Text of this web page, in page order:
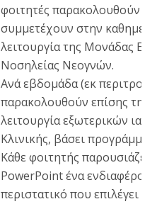
φοιτητές παρακολουθούν
συμμετέχουν στην
λειτουργία της Μονάδας
Νοσηλείας Νεογνών.
Ανά εβδομάδα (εκ
παρακολουθούν επίσης τη
λειτουργία εξωτερικών
Κλινικής, βάσει
Κάθε φοιτητής παρουσιάζει
PowerPoint ένα ενδιαφέρον
περιστατικό που επιλέγει